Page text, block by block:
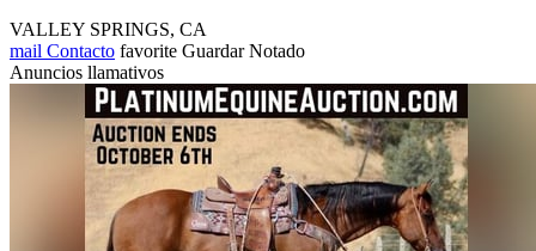
VALLEY SPRINGS, CA
mail Contacto favorite Guardar Notado
Anuncios llamativos